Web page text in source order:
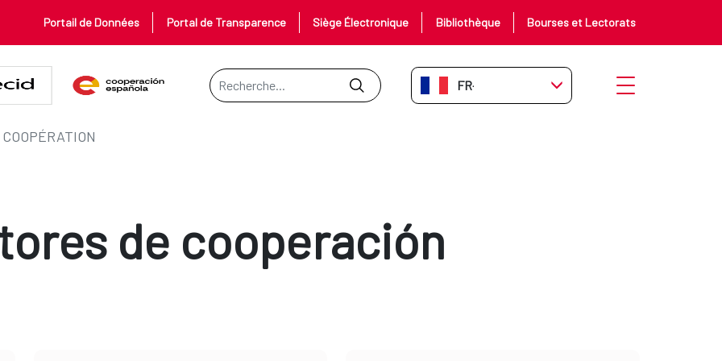
Portail de Données Portal de Transparence Siège Électronique Bibliothèque Bourses et Lectorats
Barre de recherche
FR-FR Ouvrir le menu
de cooperación